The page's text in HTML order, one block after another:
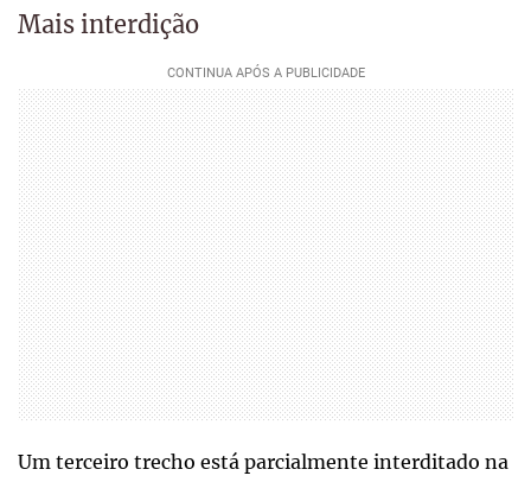
Mais interdição
Um terceiro trecho está parcialmente interditado na